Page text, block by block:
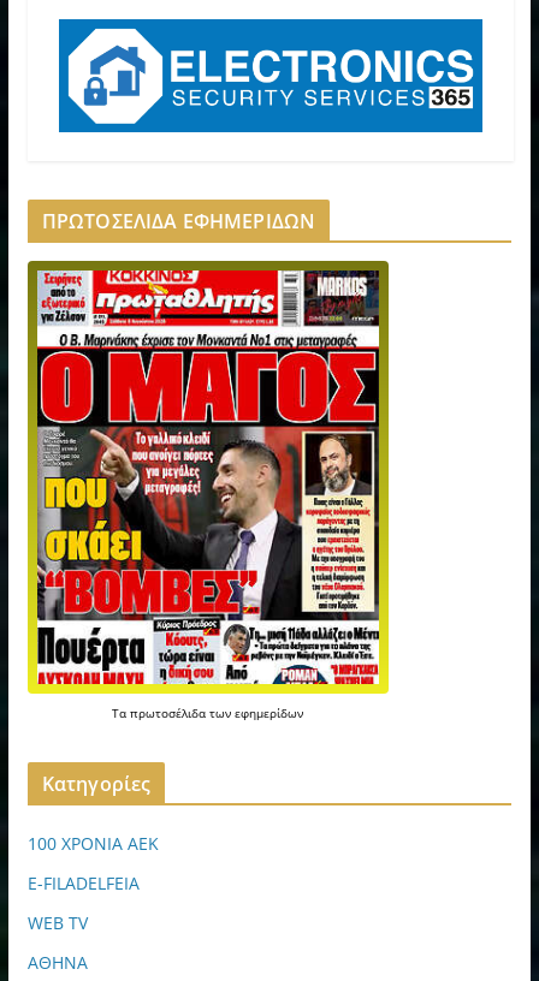
ΠΡΩΤΟΣΕΛΙΔΑ ΕΦΗΜΕΡΙΔΩΝ
Ταπρωτοσέλιδατωνεφημερίδων
Kατηγορίες
100 ΧΡΟΝΙΑ ΑΕΚ
E-FILADELFEIA
WEB TV
ΑΘΗΝΑ